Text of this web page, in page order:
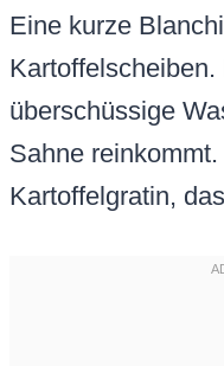
Eine kurze
überschüssige
Sahne
Kartoffelgratin,